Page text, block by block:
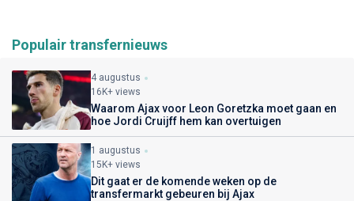
Populair transfernieuws
4 augustus
16K+ views
Waarom Ajax voor Leon Goretzka moet gaan en
hoe Jordi Cruijff hem kan overtuigen
1 augustus
15K+ views
Dit gaat er de komende weken op de
transfermarkt gebeuren bij Ajax